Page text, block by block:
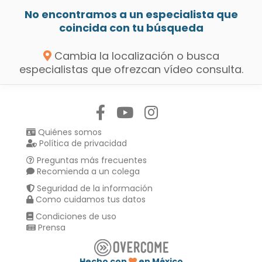
No encontramos a un especialista que
coincida con tu búsqueda
Cambia la localización o busca
especialistas que ofrezcan vídeo consulta.
Quiénes somos
Política de privacidad
Preguntas más frecuentes
Recomienda a un colega
Seguridad de la información
Como cuidamos tus datos
Condiciones de uso
Prensa